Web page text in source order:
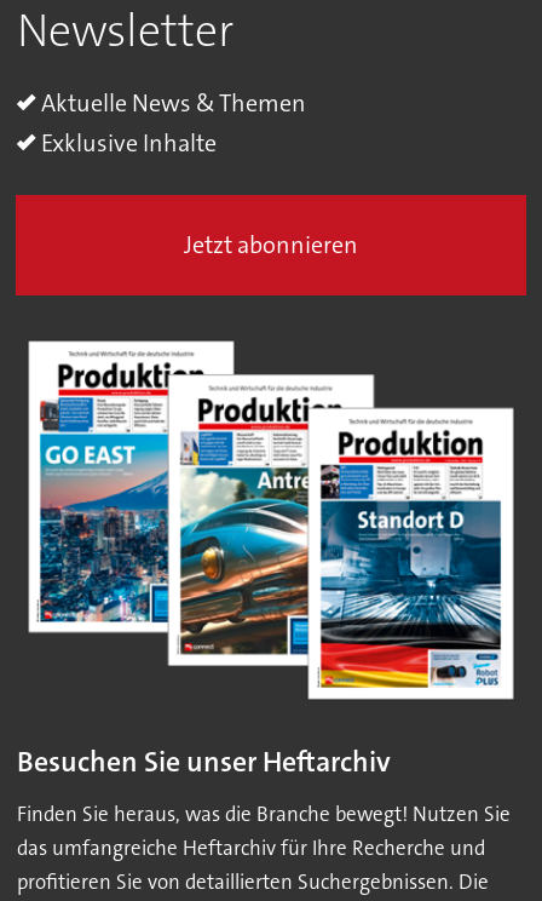
Newsletter
Aktuelle News & Themen
Exklusive Inhalte
Jetzt abonnieren
Besuchen Sie unser Heftarchiv
Finden Sie heraus, was die Branche bewegt! Nutzen Sie
das umfangreiche Heftarchiv für Ihre Recherche und
profitieren Sie von detaillierten Suchergebnissen. Die